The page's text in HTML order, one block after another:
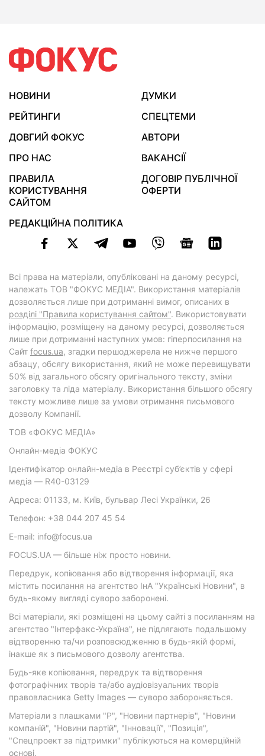
НОВИНИ
ДУМКИ
РЕЙТИНГИ
СПЕЦТЕМИ
ДОВГИЙ ФОКУС
АВТОРИ
ПРО НАС
ВАКАНСІЇ
ПРАВИЛА
КОРИСТУВАННЯ
САЙТОМ
ДОГОВІР ПУБЛІЧНОЇ
ОФЕРТИ
РЕДАКЦІЙНА ПОЛІТИКА
Всі права на матеріали, опубліковані на даному ресурсі,
належать ТОВ "ФОКУС МЕДІА". Використання матеріалів
дозволяється лише при дотриманні вимог, описаних в
розділі "Правила користування сайтом". Використовувати
інформацію, розміщену на даному ресурсі, дозволяється
лише при дотриманні наступних умов: гіперпосилання на
Cайт focus.ua, згадки першоджерела не нижче першого
абзацу, обсягу використання, який не може перевищувати
50% від загального обсягу оригінального тексту, зміни
заголовку та ліда матеріалу. Використання більшого обсягу
тексту можливе лише за умови отримання письмового
дозволу Компанії.
ТОВ «ФОКУС МЕДІА»
Онлайн-медіа ФОКУС
Ідентифікатор онлайн-медіа в Реєстрі суб’єктів у сфері
медіа — R40-03129
Адреса: 01133, м. Київ, бульвар Лесі Українки, 26
Телефон: +38 044 207 45 54
E-mail: info@focus.ua
FOCUS.UA — більше ніж просто новини.
Передрук, копіювання або відтворення інформації, яка
містить посилання на агентство ІнА "Українські Новини", в
будь-якому вигляді суворо заборонені.
Всі матеріали, які розміщені на цьому сайті з посиланням на
агентство "Інтерфакс-Україна", не підлягають подальшому
відтворенню та/чи розповсюдженню в будь-якій формі,
інакше як з письмового дозволу агентства.
Будь-яке копіювання, передрук та відтворення
фотографічних творів та/або аудіовізуальних творів
правовласника Getty Images — суворо забороняється.
Матеріали з плашками "Р", "Новини партнерів", "Новини
компаній", "Новини партій", "Інновації", "Позиція",
"Спецпроект за підтримки" публікуються на комерційній
основі.